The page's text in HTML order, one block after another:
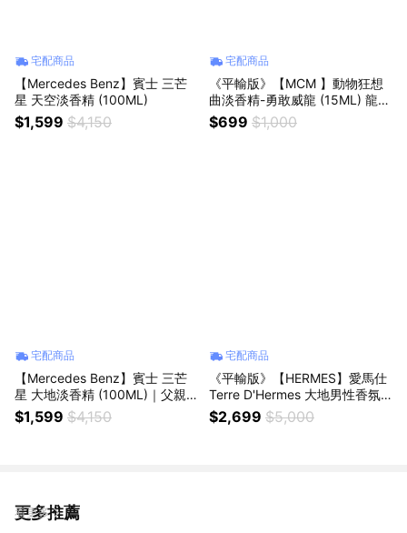
宅配商品
【Mercedes Benz】賓士 三芒
星 天空淡香精 (100ML)
$1,599 $4,150
宅配商品
《平輸版》【MCM 】動物狂想
曲淡香精-勇敢威龍 (15ML) 龍
噴式小香
$699 $1,000
宅配商品
【Mercedes Benz】賓士 三芒
星 大地淡香精 (100ML)｜父親
節｜星座禮｜生日禮物｜情人節
禮物｜感謝禮
$1,599 $4,150
宅配商品
《平輸版》【HERMES】愛馬仕
Terre D'Hermes 大地男性香氛
禮盒(淡香水100ML+沐浴膠80M
L)｜父親節｜星座禮｜生日禮物
$2,699 $5,000
更多推薦
看更多